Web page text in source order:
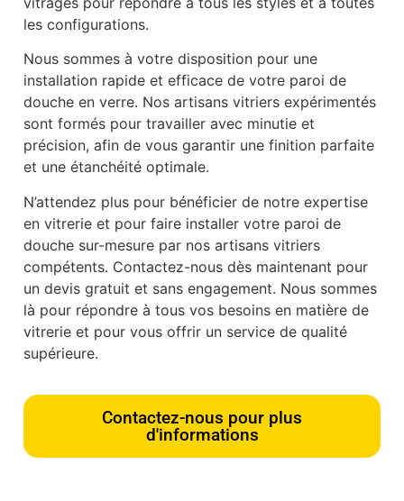
les configurations.
Nous sommes à votre disposition pour une
installation rapide et efficace de votre paroi de
douche en verre. Nos artisans vitriers expérimentés
sont formés pour travailler avec minutie et
précision, afin de vous garantir une finition parfaite
et une étanchéité optimale.
N’attendez plus pour bénéficier de notre expertise
en vitrerie et pour faire installer votre paroi de
douche sur-mesure par nos artisans vitriers
compétents. Contactez-nous dès maintenant pour
un devis gratuit et sans engagement. Nous sommes
là pour répondre à tous vos besoins en matière de
vitrerie et pour vous offrir un service de qualité
supérieure.
Contactez-nous pour plus
d'informations